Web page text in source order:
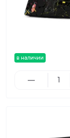
в наличии